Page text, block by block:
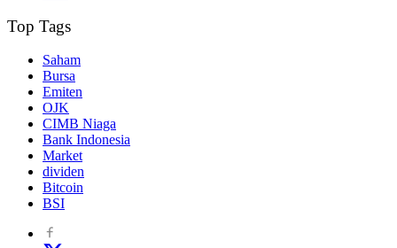
Top Tags
Saham
Bursa
Emiten
OJK
CIMB Niaga
Bank Indonesia
Market
dividen
Bitcoin
BSI